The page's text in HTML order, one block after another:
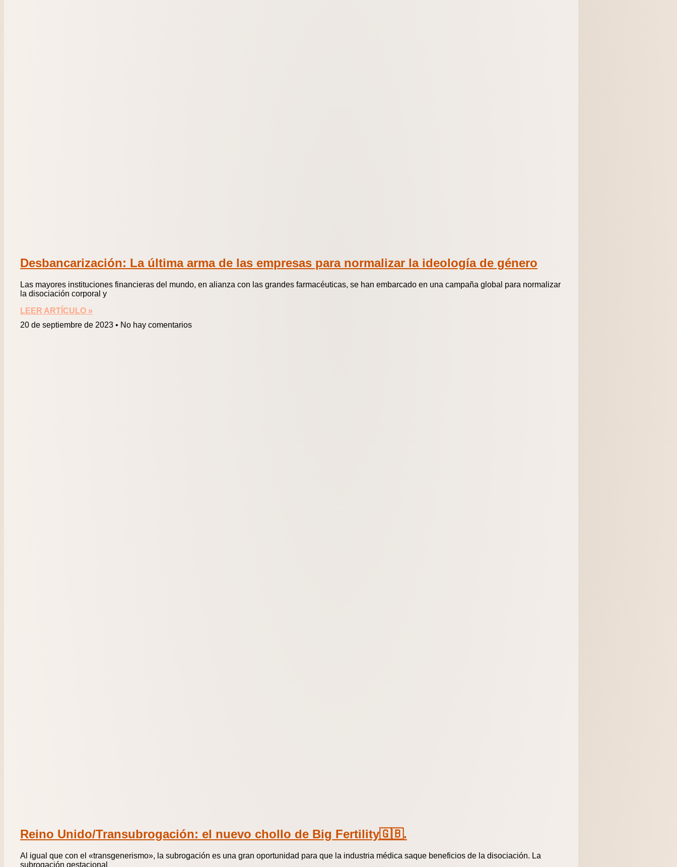
Desbancarización: La última arma de las empresas para normalizar la ideología de género
Las mayores instituciones financieras del mundo, en alianza con las grandes farmacéuticas, se han embarcado en una campaña global para normalizar
la disociación corporal y
LEER ARTÍCULO »
20 de septiembre de 2023
No hay comentarios
Reino Unido/Transubrogación: el nuevo chollo de Big Fertility🇬🇧.
Al igual que con el «transgenerismo», la subrogación es una gran oportunidad para que la industria médica saque beneficios de la disociación. La
subrogación gestacional